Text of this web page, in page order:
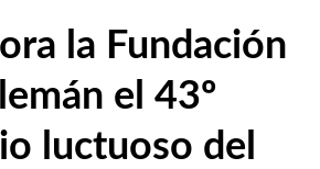
la Fundación
el 43º
luctuoso del